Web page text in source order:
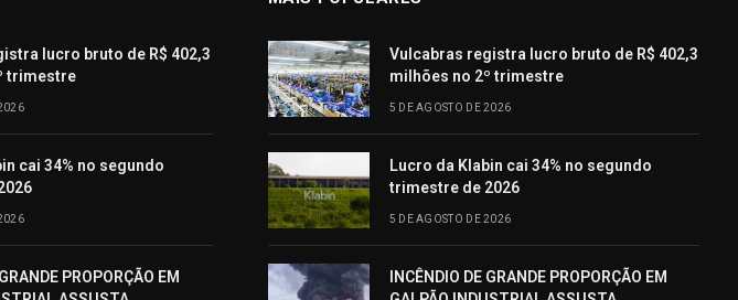
lucro bruto de R$ 402,3
trimestre
cai 34% no segundo
PROPORÇÃO EM
Vulcabras registra lucro bruto de R$ 402,3
milhões no 2º trimestre
5 DE AGOSTO DE 2026
Lucro da Klabin cai 34% no segundo
trimestre de 2026
5 DE AGOSTO DE 2026
INCÊNDIO DE GRANDE PROPORÇÃO EM